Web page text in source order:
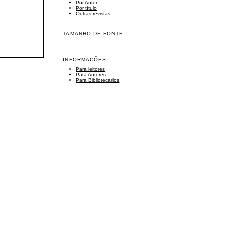
Por Autor
Por título
Outras revistas
TAMANHO DE FONTE
INFORMAÇÕES
Para leitores
Para Autores
Para Bibliotecários